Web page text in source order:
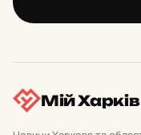
Мій Харків